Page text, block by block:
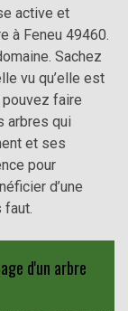
active et
à Feneu 49460.
Sachez
vu qu’elle est
faire
arbres qui
et ses
pour
d’une
faut.
d'un arbre